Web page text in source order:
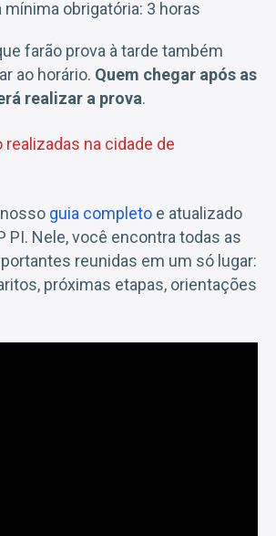
mínima obrigatória: 3 horas
farão prova à tarde também
ao horário. Quem chegar após as
realizar a prova.
na cidade de
guia completo e atualizado
PI. Nele, você encontra todas as
reunidas em um só lugar:
próximas etapas, orientações